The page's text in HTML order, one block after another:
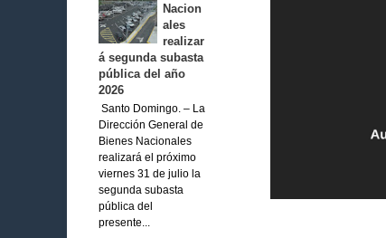
Nacion
ales
realizar
á segunda subasta
pública del año
2026
Santo Domingo. – La
Dirección General de
Bienes Nacionales
realizará el próximo
viernes 31 de julio la
segunda subasta
pública del
presente...